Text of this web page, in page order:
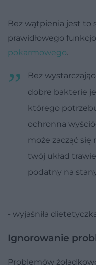
Bez wątpienia jest to
prawidłowego
pokarmowego.
Bez
dobre bakterie
którego
ochronna
może zacząć się
twój układ
podatny na
- wyjaśniła
Ignorowanie
Problemów